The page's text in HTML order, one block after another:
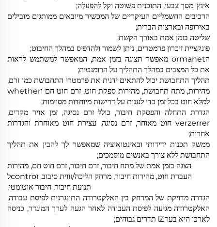
אינץ' מסך צבעי, התוכנית פשוטה וקל להפעלה;
הרכיבים החשמליים העיקריים של המכשיר מיובאים ממותגים מובילים
באירופה ובארצות הברית;
שליטה בזמן אמת באורך הקשת;
פונקציית זיכרון פרמטרים, ניתן לשמור ולהדפיס במהלך החיבוט;
הormanet מאפשר תצוגה בזמן אמת, המאפשר למשתמש לראות
את כל המצבים במהלך התהליך על הרומנטית;
תהליך התחבושת יכול להתאים ידנית את פרמטרי התחבושת כמו זרם,
מהירות, מתח תחבושת, מהירות ספקת חוט, זרם חוט חם וwhether
למלא חוט בכל זמן כדי לענות על דרישות מיוחדות מסוימות;
הגדרת התחלה והפסקת חיבור, כולל זרם נסיגה, זמן אויר מקדים,
verzerrer חוט מאוחר, זרם נסיגה, עצירת חוט מאוחרת והגדרות
אחרות;
ממשק תכנות ידידותי ובאינטואיציה שמאפשר לך להבין את תהליך
התחבושת ללא צורך באנשים מוסמכים;
הצגה בזמן אמת של מתח חיבור, זרם חיבור, זרם חוט חם, מהירות
העברת חוט, מהירות חיבור, מרחק הליכה/זווית סיבוב, וcontroל
תנועת חיבור, חיבור אוטומטי;
הגדרה מדויקת של המרחק בין האלקטרודה התונגרנית לפיסת עבודה,
האלקטרודה מגיעה לפיסת העבודה לאחר הגעה לערך המוגדר, כניסה
לארכו היא בער☑ תדרים גבוהים;